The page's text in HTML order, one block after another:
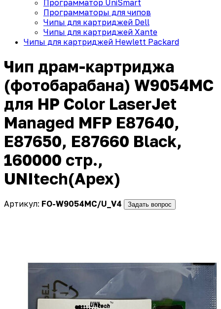
Программатор UniSmart
Программаторы для чипов
Чипы для картриджей Dell
Чипы для картриджей Xante
Чипы для картриджей Hewlett Packard
Чип драм-картриджа
(фотобарабана) W9054MC
для HP Color LaserJet
Managed MFP E87640,
E87650, E87660 Black,
160000 стр.,
UNItech(Apex)
Артикул: FO-W9054MC/U_V4 Задать вопрос